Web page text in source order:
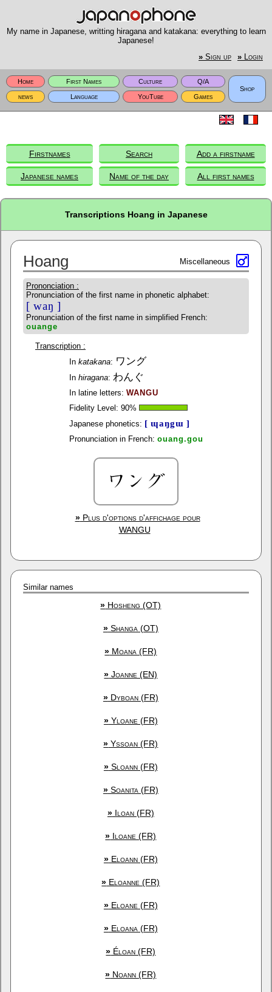
My name in Japanese, writting hiragana and katakana: everything to learn
Japanese!
» Sign up » Login
Home First Names Culture
Q/A
Shop
news
Language YouTube Games
Firstnames Search Add a firstname
Japanese names Name of the day All first names
Transcriptions Hoang in Japanese
Hoang Miscellaneous
Prononciation :
Pronunciation of the first name in phonetic alphabet:
[ waŋ ]
Pronunciation of the first name in simplified French:
ouange
Transcription :
In katakana: ワング
In hiragana: わんぐ
In latine letters: WANGU
Fidelity Level: 90%
Japanese phonetics: [ ɰaŋgɯ ]
Pronunciation in French: ouang.gou
»Plus d'options d'affichage pour
WANGU
Similar names
» Hosheng (OT)
»Shanga (OT)
» Moana (FR)
» Joanne (EN)
»Dyboan (FR)
»Yloane (FR)
» Yssoan (FR)
»Sloann (FR)
»Soanita (FR)
»Iloan (FR)
» Iloane (FR)
»Eloann (FR)
» Eloanne (FR)
»Eloane (FR)
»Eloana (FR)
» Éloan (FR)
» Noann (FR)